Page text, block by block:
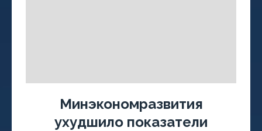
Минэкономразвития
ухудшило показатели